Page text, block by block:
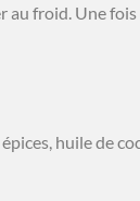
froid. Une
huile de